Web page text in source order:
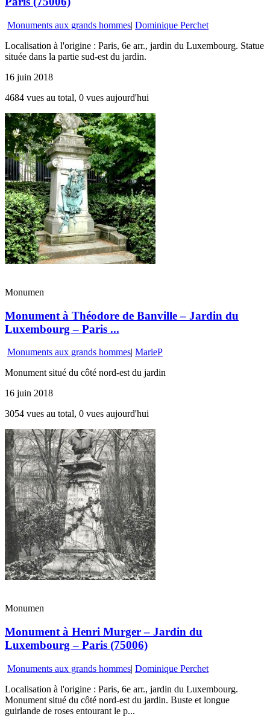
Monuments aux grands hommes| Dominique Perchet
Localisation à l'origine : Paris, 6e arr., jardin du Luxembourg. Statue
située dans la partie sud-est du jardin.
16 juin 2018
4684 vues au total, 0 vues aujourd'hui
Monumen
Monument à Théodore de Banville – Jardin du
Luxembourg – Paris ...
Monuments aux grands hommes| MarieP
Monument situé du côté nord-est du jardin
16 juin 2018
3054 vues au total, 0 vues aujourd'hui
Monumen
Monument à Henri Murger – Jardin du
Luxembourg – Paris (75006)
Monuments aux grands hommes| Dominique Perchet
Localisation à l'origine : Paris, 6e arr., jardin du Luxembourg.
Monument situé du côté nord-est du jardin. Buste et longue
guirlande de roses entourant le p...